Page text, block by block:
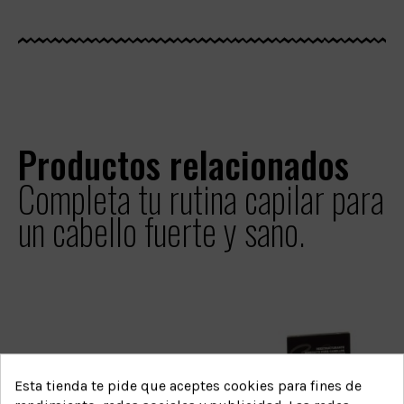
Productos relacionados
Completa tu rutina capilar para
un cabello fuerte y sano.
Esta tienda te pide que aceptes cookies para fines de